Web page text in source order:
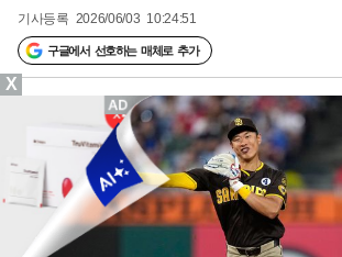
기사등록 2026/06/03 10:24:51
구글에서 선호하는 매체로 추가
X